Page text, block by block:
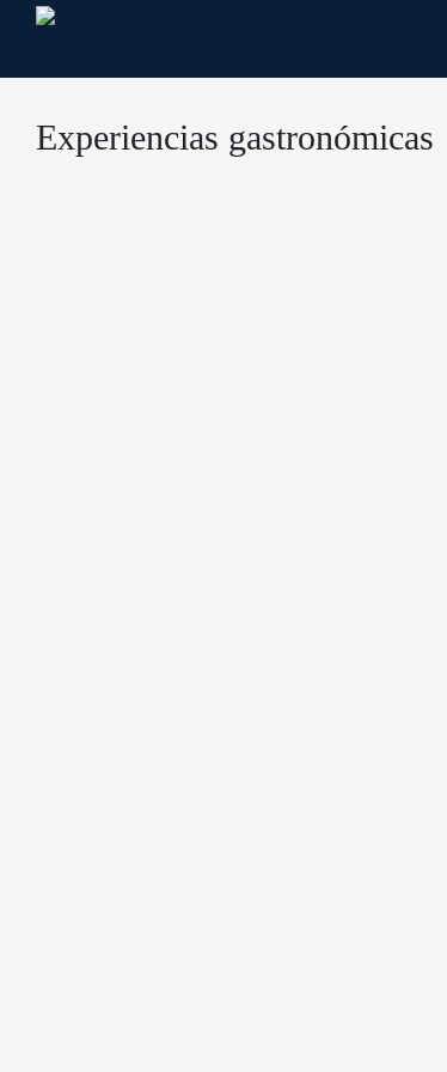
Experiencias gastronómicas